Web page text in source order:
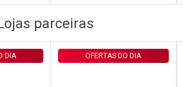
FECHAR
FECHAR
Por Menos
parceiras
DIA OFERTAS DO DIA